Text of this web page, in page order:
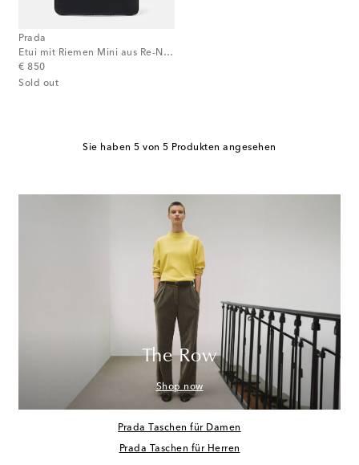
Prada
Etui mit Riemen Mini aus Re-Nylon
€ 850
original price
Sold out
Sie haben 5 von 5 Produkten angesehen
The Row
Shop now
Prada Taschen für Damen
Prada Taschen für Herren